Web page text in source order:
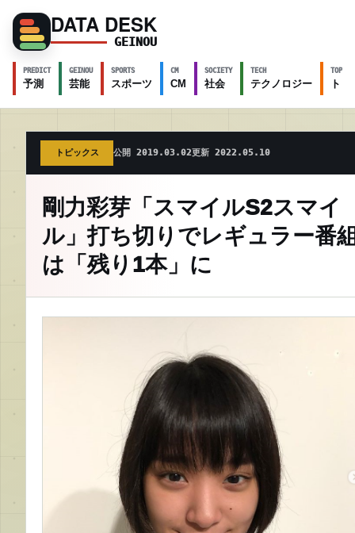
DATA DESK
GEINOU
PREDICT
予測
GEINOU
芸能
SPORTS
スポーツ
CM
CM
SOCIETY
社会
TECH
テクノロジー
TOPICS
ト
トピックス 公開 2019.03.02更新 2022.05.10
剛力彩芽「スマイルS2スマイ
ル」打ち切りでレギュラー番
は「残り1本」に